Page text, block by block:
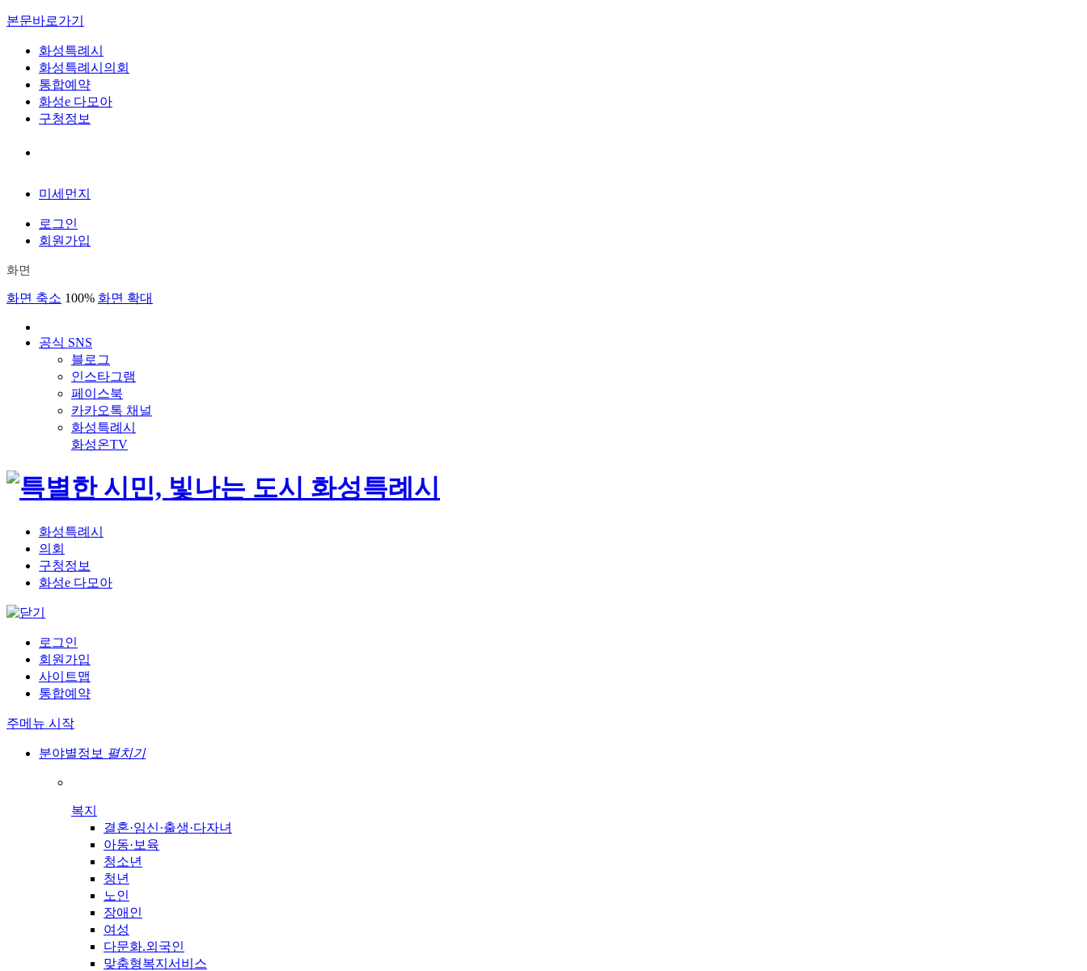
본문바로가기
화성특례시
화성특례시의회
통합예약
화성e 다모아
구청정보
미세먼지
로그인
회원가입
화면
화면 축소 100% 화면 확대
공식 SNS
블로그
인스타그램
페이스북
카카오톡 채널
화성특례시
화성온TV
화성특례시
의회
구청정보
화성e 다모아
로그인
회원가입
사이트맵
통합예약
주메뉴 시작
분야별정보 펼치기
복지
결혼·임신·출생·다자녀
아동·보육
청소년
청년
노인
장애인
여성
다문화.외국인
맞춤형복지서비스